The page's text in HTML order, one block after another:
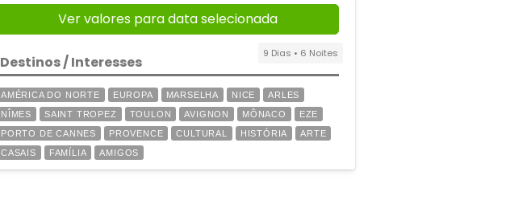
Ver valores para data selecionada
9 Dias • 6 Noites
Destinos / Interesses
AMÉRICA DO NORTE EUROPA MARSELHA NICE
ARLES
NÎMES
SAINT TROPEZ TOULON AVIGNON MÔNACO
EZE
PORTO DE CANNES
PROVENCE CULTURAL HISTÓRIA
ARTE
CASAIS
FAMÍLIA AMIGOS